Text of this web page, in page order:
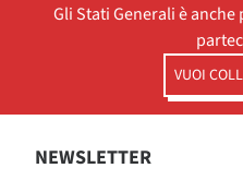
Gli Stati Generali è
VUOI
NEWSLETTER